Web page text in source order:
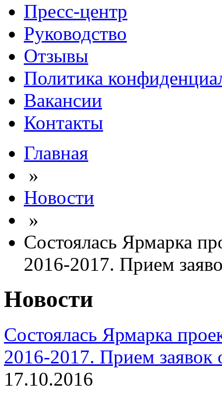
Пресс-центр
Руководство
Отзывы
Политика
Вакансии
Контакты
Главная
»
Новости
»
Состоялась Ярмарка
2016-2017. Прием
Новости
Состоялась Ярмарка
2016-2017. Прием заявок
17.10.2016